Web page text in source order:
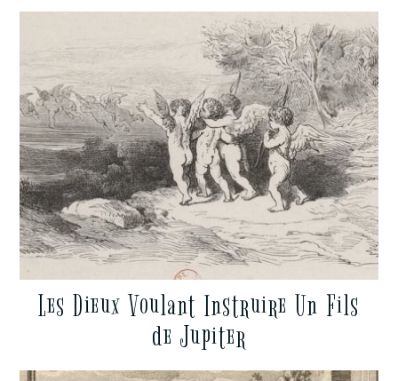
Les Dieux Voulant Instruire Un Fils
de Jupiter